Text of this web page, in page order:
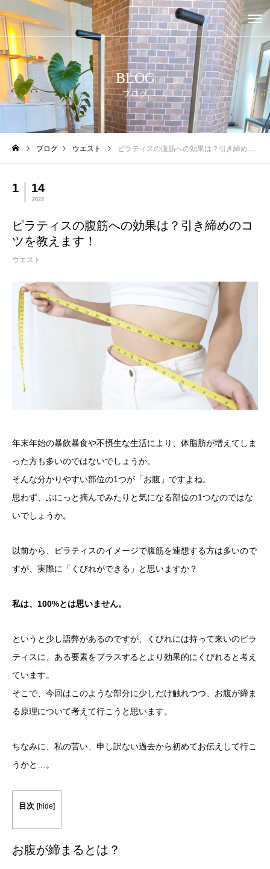
BLOG
ブログ
ブログ ウエスト ピラティスの腹筋への効果は？引き締めのコツを教えます！
1 14
2022
ピラティスの腹筋への効果は？引き締めのコ
ツを教えます！
ウエスト
年末年始の暴飲暴食や不摂生な生活により、体脂肪が増えてしま
った方も多いのではないでしょうか。
そんな分かりやすい部位の1つが「お腹」ですよね。
思わず、ぷにっと摘んでみたりと気になる部位の1つなのではな
いでしょうか。
以前から、ピラティスのイメージで腹筋を連想する方は多いので
すが、実際に「くびれができる」と思いますか？
私は、100%とは思いません。
というと少し語弊があるのですが、くびれには持って来いのピラ
ティスに、ある要素をプラスするとより効果的にくびれると考え
ています。
そこで、今回はこのような部分に少しだけ触れつつ、お腹が締ま
る原理について考えて行こうと思います。
ちなみに、私の苦い、申し訳ない過去から初めてお伝えして行こ
うかと…。
目次 [hide]
お腹が締まるとは？